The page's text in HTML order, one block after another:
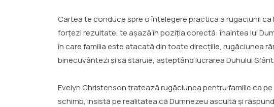
Cartea te conduce spre o înțelegere practică a rugăciunii
forțezi rezultate, te așază în poziția corectă: înaintea lui
în care familia este atacată din toate direcțiile, rugăciunea
binecuvântezi și să stăruie, așteptând lucrarea Duhului Sfânt.
Evelyn Christenson tratează rugăciunea pentru familie ca
schimb, insistă pe realitatea că Dumnezeu ascultă și